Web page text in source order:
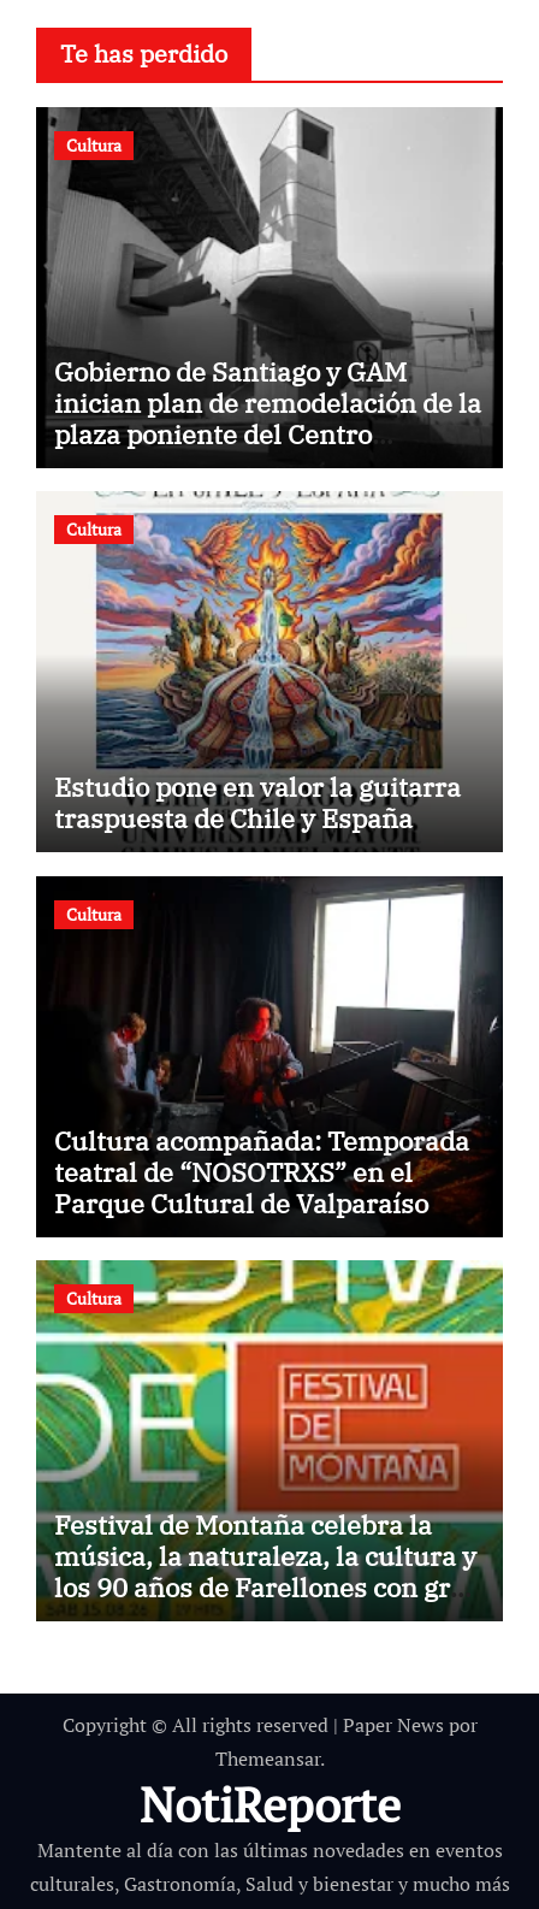
Te has perdido
Cultura
Gobierno de Santiago y GAM
inician plan de remodelación de la
plaza poniente del Centro
Cultural.
Cultura
Estudio pone en valor la guitarra
traspuesta de Chile y España
Cultura
Cultura acompañada: Temporada
teatral de “NOSOTRXS” en el
Parque Cultural de Valparaíso
Cultura
Festival de Montaña celebra la
música, la naturaleza, la cultura y
los 90 años de Farellones con gran
concierto al aire libre
Copyright © All rights reserved | Paper News por
Themeansar.
NotiReporte
Mantente al día con las últimas novedades en eventos
culturales, Gastronomía, Salud y bienestar y mucho más